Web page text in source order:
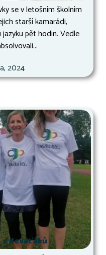
se v letošním školním
starší kamarádi,
pět hodin. Vedle
2024
a deváťáků